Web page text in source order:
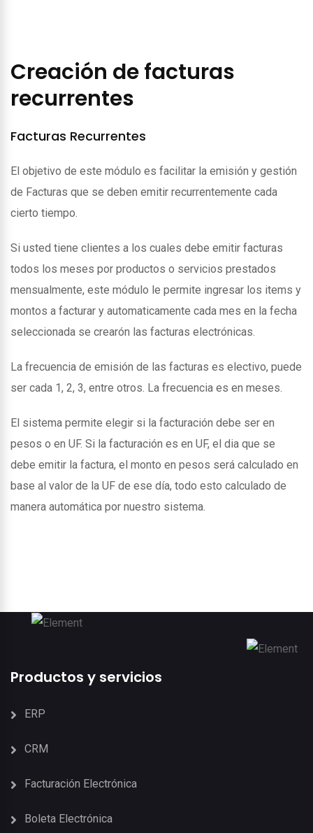
Creación de facturas
recurrentes
Facturas Recurrentes
El objetivo de este módulo es facilitar la emisión y gestión
de Facturas que se deben emitir recurrentemente cada
cierto tiempo.
Si usted tiene clientes a los cuales debe emitir facturas
todos los meses por productos o servicios prestados
mensualmente, este módulo le permite ingresar los items y
montos a facturar y automaticamente cada mes en la fecha
seleccionada se crearón las facturas electrónicas.
La frecuencia de emisión de las facturas es electivo, puede
ser cada 1, 2, 3, entre otros. La frecuencia es en meses.
El sistema permite elegir si la facturación debe ser en
pesos o en UF. Si la facturación es en UF, el dia que se
debe emitir la factura, el monto en pesos será calculado en
base al valor de la UF de ese día, todo esto calculado de
manera automática por nuestro sistema.
Productos y servicios
ERP
CRM
Facturación Electrónica
Boleta Electrónica